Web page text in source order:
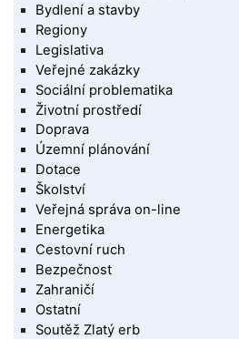
Bydlení a stavby
Regiony
Legislativa
Veřejné zakázky
Sociální problematika
Životní prostředí
Doprava
Územní plánování
Dotace
Školství
Veřejná správa on-line
Energetika
Cestovní ruch
Bezpečnost
Zahraničí
Ostatní
Soutěž Zlatý erb